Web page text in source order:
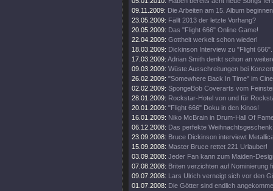
09.11.2009: Die Arbeiten am 15. Album
23.05.2009: Fällt 2013 der letzte Vorhang?
20.05.2009: Das "Flight 666" Online Game!
22.04.2009: Gottheit werkelt schon wieder!
18.03.2009: Dickinson Interview zu "Flight 666".
17.03.2009: Adrian Smith denkt schon an
09.03.2009: Wüste Ausschreitungen bei
26.02.2009: "Somewhere Back In Time" im
02.02.2009: SpongeBob Coverarts vom
28.01.2009: Rockstar-Hotel von und für
20.01.2009: "Flight 666" Doku in den Kinos!
16.01.2009: Niko McBrain in Drum-Hall Of
06.12.2008: Das perfekte
23.09.2008: Bruce Dickinson interviewt
15.09.2008: Master Bruce rettet 221 Urlauber!
03.09.2008: Jeder Fan kann zum Maiden-
07.08.2008: Briten verzichten auf Nominierung
09.07.2008: Lars Ulrich verneigt sich vor den
01.07.2008: Die Götter sind endlich